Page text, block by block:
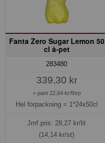
Fanta Zero Sugar Lemon 50
cl å-pet
283480
339,30 kr
+ pant 22,64 kr/förp
Hel förpackning = 1*24x50cl
Jmf.pris: 28,27 kr/lit
(14,14 kr/st)